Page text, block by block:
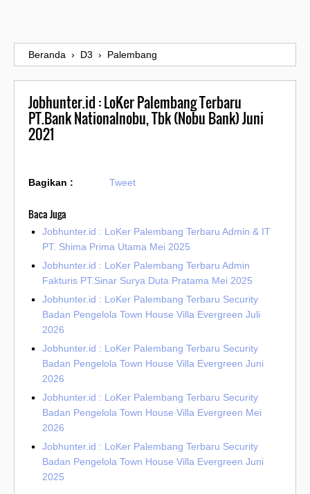
Beranda › D3 › Palembang
Jobhunter.id : LoKer Palembang Terbaru
PT.Bank Nationalnobu, Tbk (Nobu Bank) Juni
2021
Bagikan : Tweet
Baca Juga
Jobhunter.id : LoKer Palembang Terbaru Admin & IT
PT. Shima Prima Utama Mei 2025
Jobhunter.id : LoKer Palembang Terbaru Admin
Fakturis PT.Sinar Surya Duta Pratama Mei 2025
Jobhunter.id : LoKer Palembang Terbaru Security
Badan Pengelola Town House Villa Evergreen Juli
2026
Jobhunter.id : LoKer Palembang Terbaru Security
Badan Pengelola Town House Villa Evergreen Juni
2026
Jobhunter.id : LoKer Palembang Terbaru Security
Badan Pengelola Town House Villa Evergreen Mei
2026
Jobhunter.id : LoKer Palembang Terbaru Security
Badan Pengelola Town House Villa Evergreen Juni
2025